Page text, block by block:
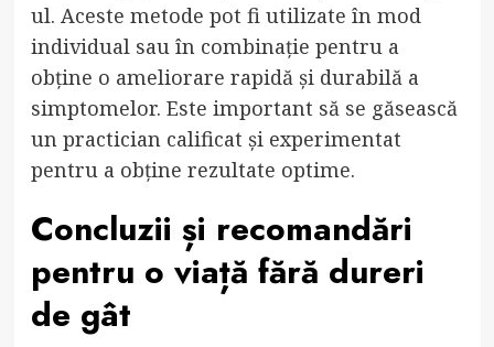
ul. Aceste metode pot fi utilizate în mod
individual sau în combinație pentru a
obține o ameliorare rapidă și durabilă a
simptomelor. Este important să se găsească
un practician calificat și experimentat
pentru a obține rezultate optime.
Concluzii și recomandări
pentru o viață fără dureri
de gât